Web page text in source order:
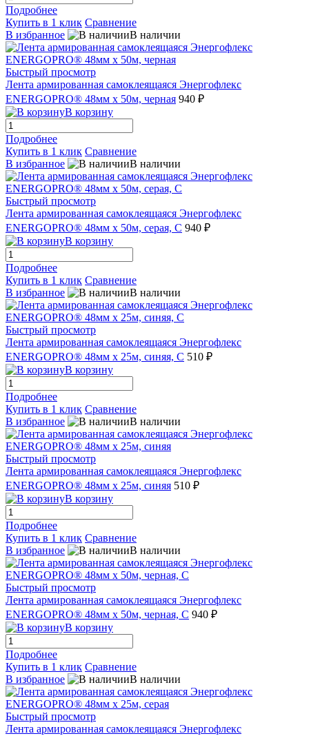
Подробнее
Купить в 1 клик Сравнение
В избранное
В наличии
Быстрый просмотр
Лента армированная самоклеящаяся Энергофлекс
ENERGOPRO® 48мм х 50м, черная 940 ₽
В корзину
Подробнее
Купить в 1 клик Сравнение
В избранное
В наличии
Быстрый просмотр
Лента армированная самоклеящаяся Энергофлекс
ENERGOPRO® 48мм х 50м, серая, C 940 ₽
В корзину
Подробнее
Купить в 1 клик Сравнение
В избранное
В наличии
Быстрый просмотр
Лента армированная самоклеящаяся Энергофлекс
ENERGOPRO® 48мм х 25м, синяя, C 510 ₽
В корзину
Подробнее
Купить в 1 клик Сравнение
В избранное
В наличии
Быстрый просмотр
Лента армированная самоклеящаяся Энергофлекс
ENERGOPRO® 48мм х 25м, синяя 510 ₽
В корзину
Подробнее
Купить в 1 клик Сравнение
В избранное
В наличии
Быстрый просмотр
Лента армированная самоклеящаяся Энергофлекс
ENERGOPRO® 48мм х 50м, черная, C 940 ₽
В корзину
Подробнее
Купить в 1 клик Сравнение
В избранное
В наличии
Быстрый просмотр
Лента армированная самоклеящаяся Энергофлекс